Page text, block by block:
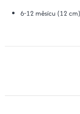
6-12 měsícu (12 cm)